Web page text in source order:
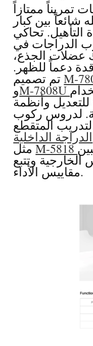
تمريناً ممتازاً
شائعاً بين كبار
التأهيل. تحاكي
الدراجات في
عضلات الجذع،
دعماً للظهر.
تم تصميمM-
وM-7808U
للتعديل وأنظمة
لدروس ركوب
المتقطع
الدراجة الداخلية
مثلM-5818
الخارجية وتتبع
مقاييس الأداء.